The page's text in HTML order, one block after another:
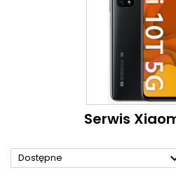
Serwis
Dostępne